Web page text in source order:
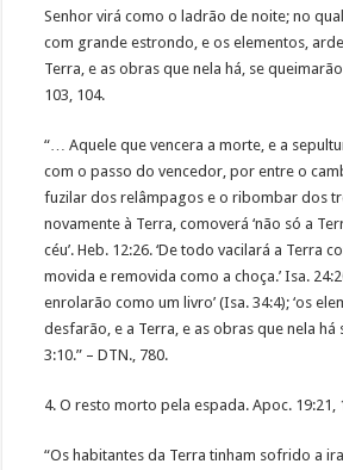
Senhor virá como o ladrão de noite; no
com grande estrondo, e os elementos,
Terra, e as obras que nela há, se
103, 104.
“… Aquele que vencera a morte, e a
com o passo do vencedor, por entre o
fuzilar dos relâmpagos e o ribombar dos
novamente à Terra, comoverá ‘não só a
céu’. Heb. 12:26. ‘De todo vacilará a Terra
movida e removida como a choça.’ Isa.
enrolarão como um livro’ (Isa. 34:4); ‘os
desfarão, e a Terra, e as obras que nela há
3:10.” – DTN., 780.
4. O resto morto pela espada. Apoc. 19:21,
“Os habitantes da Terra tinham sofrido a